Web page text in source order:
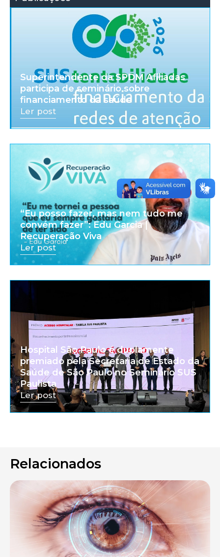
Superintendente da SPDM Afiliadas
participa de seminário sobre
financiamento da saúde
Ler post
“Eu posso fazer, mas nem tudo me
convém fazer”: Edu Garcia |
Recuperação Viva
Ler post
Hospital São Paulo é duplamente
premiado pela Secretaria de Estado da
Saúde de São Paulo no Seminário SUS
Paulista
Ler post
Relacionados